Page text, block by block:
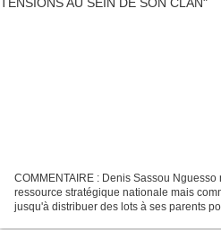
COMMENTAIRE : Denis Sassou
ressource stratégique nationale mais
jusqu'à distribuer des lots à ses parents